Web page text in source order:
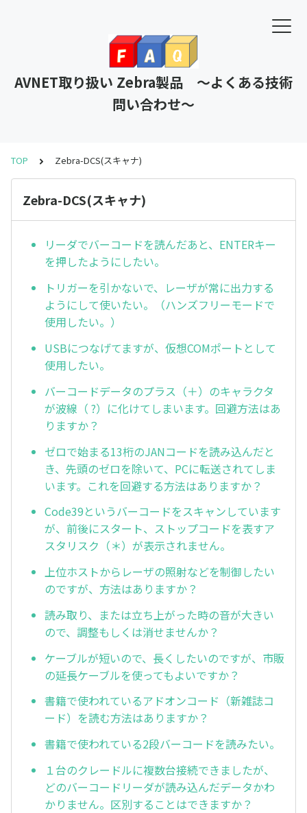
AVNET取り扱い Zebra製品 ～よくある技術
問い合わせ～
TOP Zebra-DCS(スキャナ)
Zebra-DCS(スキャナ)
リーダでバーコードを読んだあと、ENTERキー
を押したようにしたい。
トリガーを引かないで、レーザが常に出力する
ようにして使いたい。（ハンズフリーモードで
使用したい。）
USBにつなげてますが、仮想COMポートとして
使用したい。
バーコードデータのプラス（＋）のキャラクタ
が波線（ ?）に化けてしまいます。回避方法はあ
りますか？
ゼロで始まる13桁のJANコードを読み込んだと
き、先頭のゼロを除いて、PCに転送されてしま
います。これを回避する方法はありますか？
Code39というバーコードをスキャンしています
が、前後にスタート、ストップコードを表すア
スタリスク（＊）が表示されません。
上位ホストからレーザの照射などを制御したい
のですが、方法はありますか？
読み取り、または立ち上がった時の音が大きい
ので、調整もしくは消せませんか？
ケーブルが短いので、長くしたいのですが、市販
の延長ケーブルを使ってもよいですか？
書籍で使われているアドオンコード（新雑誌コ
ード）を読む方法はありますか？
書籍で使われている2段バーコードを読みたい。
１台のクレードルに複数台接続できましたが、
どのバーコードリーダが読み込んだデータかわ
かりません。区別することはできますか？